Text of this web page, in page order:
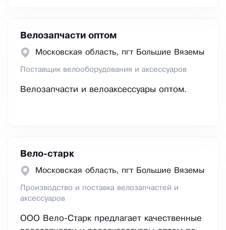
Велозапчасти оптом
Московская область, пгт Большие Вяземы
Поставщик велооборудования и аксессуаров
Велозапчасти и велоаксессуары оптом.
Вело-старк
Московская область, пгт Большие Вяземы
Производство и поставка велозапчастей и
аксессуаров
ООО Вело-Старк предлагает качественные